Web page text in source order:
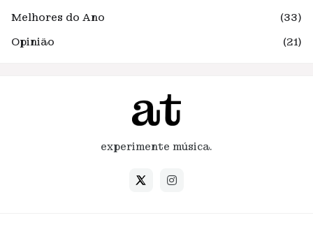
Melhores do Ano
(33)
Opinião
(21)
experimente música.